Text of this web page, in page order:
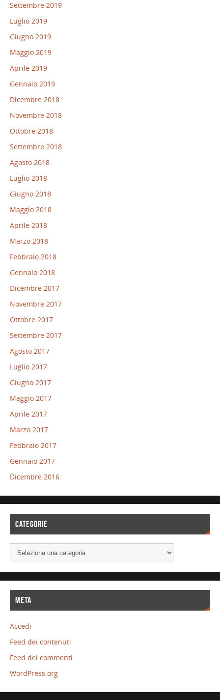
Settembre 2019
Luglio 2019
Giugno 2019
Maggio 2019
Aprile 2019
Gennaio 2019
Dicembre 2018
Novembre 2018
Ottobre 2018
Settembre 2018
Agosto 2018
Luglio 2018
Giugno 2018
Maggio 2018
Aprile 2018
Marzo 2018
Febbraio 2018
Gennaio 2018
Dicembre 2017
Novembre 2017
Ottobre 2017
Settembre 2017
Agosto 2017
Luglio 2017
Giugno 2017
Maggio 2017
Aprile 2017
Marzo 2017
Febbraio 2017
Gennaio 2017
Dicembre 2016
CATEGORIE
META
Accedi
Feed dei contenuti
Feed dei commenti
WordPress.org